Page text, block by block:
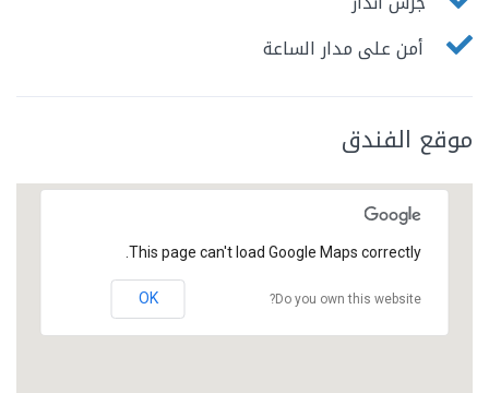
أمن على مدار الساعة
موقع الفندق
This page can't load Google Maps correctly.
Do you own this website?
OK